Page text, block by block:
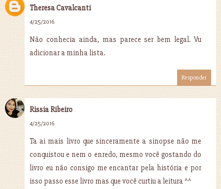
Theresa Cavalcanti
4/25/2016
Não conhecia ainda, mas parece ser bem legal. Vu
adicionar a minha lista.
Responder
Rissia Ribeiro
4/25/2016
Ta ai mais livro que sinceramente a sinopse não me
conquistou e nem o enredo, mesmo você gostando do
livro eu não consigo me encantar pela história e por
isso passo esse livro mas que você curtiu a leitura ^^